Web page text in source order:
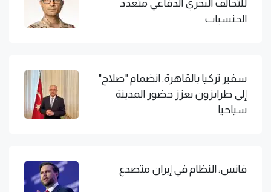
للتحالف البحري الدفاعي متعدد
الجنسيات
سفير تركيا بالقاهرة: انضمام "صلاح"
إلى طرابزون يعزز حضور المدينة
سياحيا
فانس: النظام في إيران متصدع